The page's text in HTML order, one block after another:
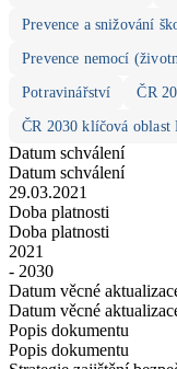
Prevence a snižování
Prevence nemocí
Potravinářství ČR
ČR 2030 klíčová oblast
Datum schválení
Datum schválení
29.03.2021
Doba platnosti
Doba platnosti
2021
- 2030
Datum věcné
Datum věcné
Popis dokumentu
Popis dokumentu